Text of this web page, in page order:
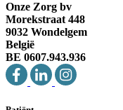
Onze Zorg bv
Morekstraat 448
9032 Wondelgem
België
BE 0607.943.936